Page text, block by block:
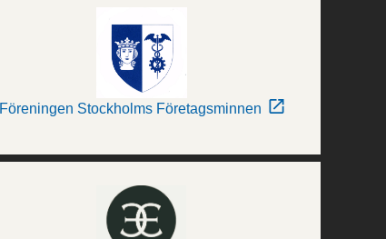
Föreningen Stockholms Företagsminnen